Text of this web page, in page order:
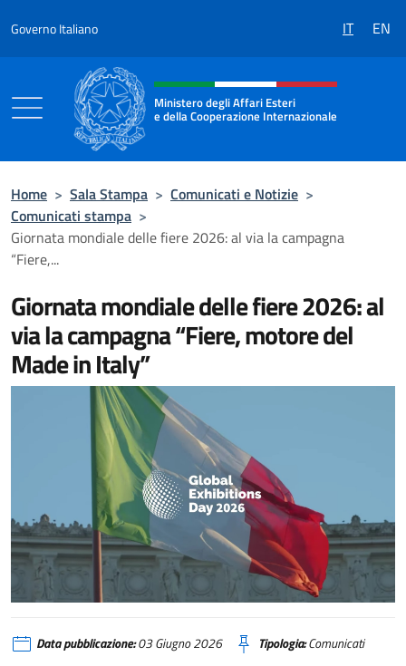
Governo Italiano IT EN
Intestazione sito, social e menù
Ministero degli Affari Esteri
e della Cooperazione Internazionale
Home > Sala Stampa > Comunicati e Notizie >
Comunicati stampa >
Giornata mondiale delle fiere 2026: al via la campagna
“Fiere,...
Giornata mondiale delle fiere 2026: al
via la campagna “Fiere, motore del
Made in Italy”
Giornata mondiale delle fiere 2026: al via la campagna “Fiere, motore del
Data pubblicazione:03 Giugno 2026 Tipologia:Comunicati